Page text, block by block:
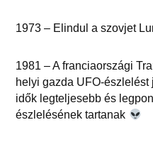
1973 – Elindul a szovjet
1981 – A franciaországi
helyi gazda UFO-
idők legteljesebb és
észlelésének tartanak